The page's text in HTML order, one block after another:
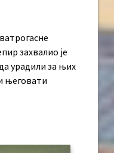
захвалио је
урадили за њих
његовати